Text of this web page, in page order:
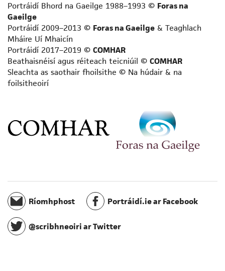
Portráidí Bhord na Gaeilge 1988–1993 © Foras na
Gaeilge
Portráidí 2009–2013 © Foras na Gaeilge & Teaghlach
Mháire Uí Mhaicín
Portráidí 2017–2019 © COMHAR
Beathaisnéisí agus réiteach teicniúil © COMHAR
Sleachta as saothair fhoilsithe © Na húdair & na
foilsitheoirí
Ríomhphost Portráidí.ie ar Facebook
@scribhneoiri ar Twitter